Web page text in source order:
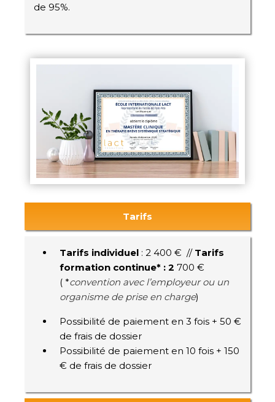
de 95%.
Tarifs
Tarifs individuel : 2 400 € //Tarifs
formation continue* : 2 700 €
( *convention avec l’employeur ou un
organisme de prise en charge)
Possibilité de paiement en 3 fois + 50 €
de frais de dossier
Possibilité de paiement en 10 fois + 150
€ de frais de dossier